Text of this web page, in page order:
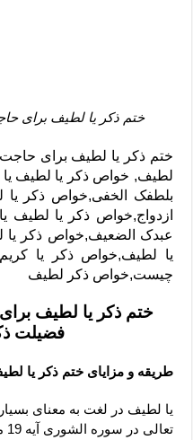
ختم ذکر یا لطیف برای
ختم ذکر یا لطیف برای
لطیف, خواص ذکر یا لطیف یا
بلطفک الخفی,خواص ذکر
ازدواج,خواص ذکر یا لطیف
عبدک الضعیف,خواص ذکر یا
یا لطیف,خواص ذکر یا
چیست,خواص ذکر لطیف
ختم ذکر یا لطیف
فضیلت
طریقه و مزایای ختم ذکر یا
یا لطیف در لغت به معنای